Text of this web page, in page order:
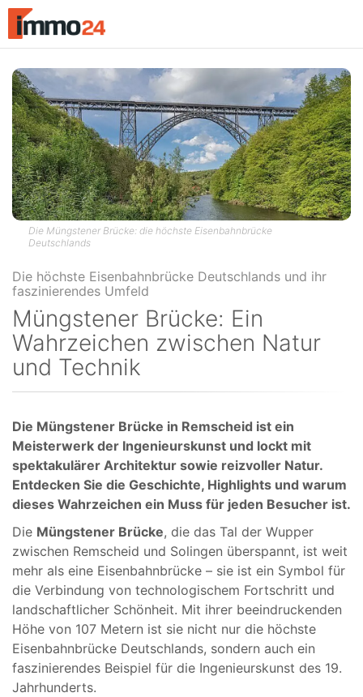
Accessibility
Modus
Navigation
zum
Inhalt
Die Müngstener Brücke: die höchste Eisenbahnbrücke
Deutschlands
Müngstener Brücke: Ein
Wahrzeichen zwischen Natur
und Technik
Die Müngstener Brücke in Remscheid ist ein
Meisterwerk der Ingenieurskunst und lockt mit
spektakulärer Architektur sowie reizvoller Natur.
Entdecken Sie die Geschichte, Highlights und warum
dieses Wahrzeichen ein Muss für jeden Besucher ist.
Die Müngstener Brücke, die das Tal der Wupper
zwischen Remscheid und Solingen überspannt, ist weit
mehr als eine Eisenbahnbrücke – sie ist ein Symbol für
die Verbindung von technologischem Fortschritt und
landschaftlicher Schönheit. Mit ihrer beeindruckenden
Höhe von 107 Metern ist sie nicht nur die höchste
Eisenbahnbrücke Deutschlands, sondern auch ein
faszinierendes Beispiel für die Ingenieurskunst des 19.
Jahrhunderts.